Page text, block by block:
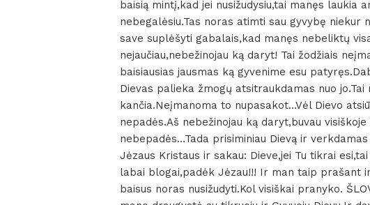
baisią mintį,kad jei nusižudysiu,tai manęs
nebegalėsiu.Tas noras atimti sau gyvybę
save suplėšyti gabalais,kad manęs nebeliktų
nejaučiau,nebežinojau ką daryt! Tai žodžiais
baisiausias jausmas ką gyvenime esu
Dievas palieka žmogų atsitraukdamas nuo jo.Tai
kančia.Neįmanoma to nupasakot…Vėl Dievo
nepadės.Aš nebežinojau ką daryt,buvau
nebepadės…Tada prisiminiau Dievą ir
Jėzaus Kristaus ir sakau: Dieve,jei Tu tikrai
labai blogai,padėk Jėzau!!! Ir man taip prašant
baisus noras nusižudyti.Kol visiškai pranyko.